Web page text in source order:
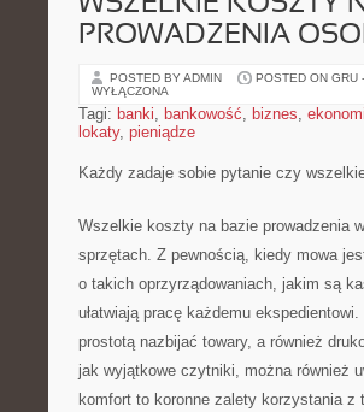
PROWADZENIA
POSTED BY ADMIN POSTED ON GRU
WYŁĄCZONA
Tagi: banki, bankowość, biznes,
lokaty, pieniądze
Każdy zadaje sobie pytanie czy
Wszelkie koszty na bazie prowadzenia
sprzętach. Z pewnością, kiedy mowa
o takich oprzyrządowaniach, jakim są
ułatwiają pracę każdemu
prostotą nazbijać towary, a również
jak wyjątkowe czytniki, można również
komfort to koronne zalety korzystania